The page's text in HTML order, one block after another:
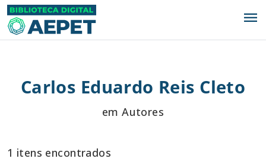
menu
Carlos Eduardo Reis Cleto
em Autores
1 itens encontrados